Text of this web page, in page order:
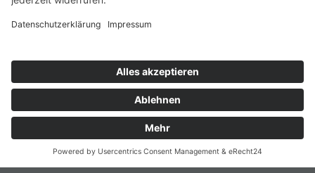
© 2026 Talentscout Consulting GmbH
Sitemap
Terminvereinbaren